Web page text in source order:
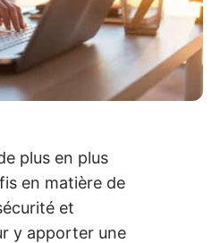
plus en plus
en matière de
et
y apporter une